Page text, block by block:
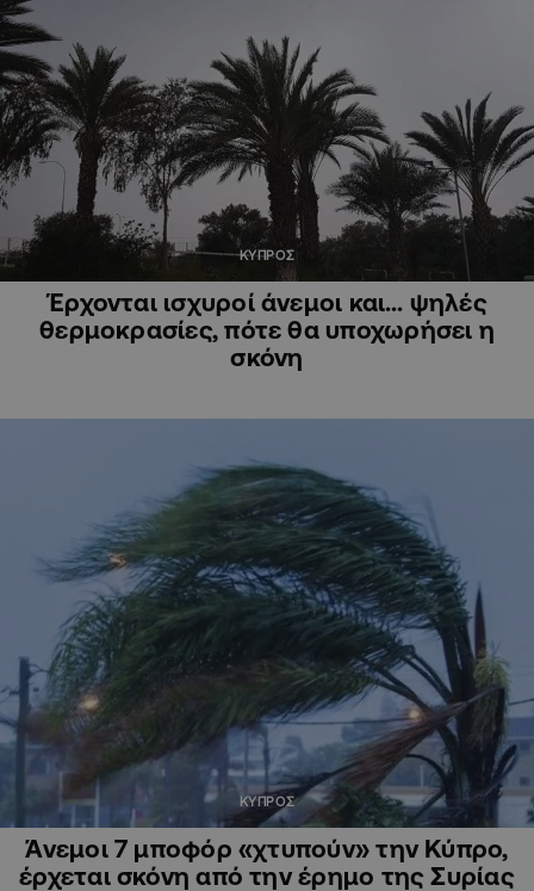
ΚΥΠΡΟΣ
Έρχονται ισχυροί άνεμοι και… ψηλές
θερμοκρασίες, πότε θα υποχωρήσει η
σκόνη
ΚΥΠΡΟΣ
Άνεμοι 7 μποφόρ «χτυπούν» την Κύπρο,
έρχεται σκόνη από την έρημο της Συρίας